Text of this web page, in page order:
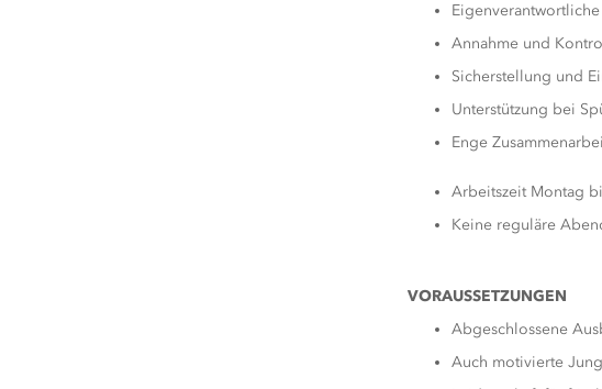
Annahme und
Sicherstellung und
Unterstützung bei
Enge
Arbeitszeit Montag
Keine reguläre
VORAUSSETZUNGEN
Abgeschlossene
Auch motivierte